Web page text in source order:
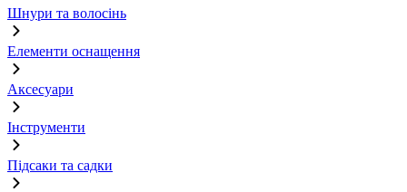
Шнури та волосінь
Елементи оснащення
Аксесуари
Інструменти
Підсаки та садки